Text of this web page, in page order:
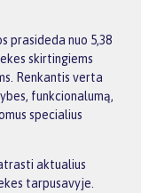
prasideda nuo 5,38
skirtingiems
Renkantis verta
funkcionalumą,
specialius
aktualius
tarpusavyje.